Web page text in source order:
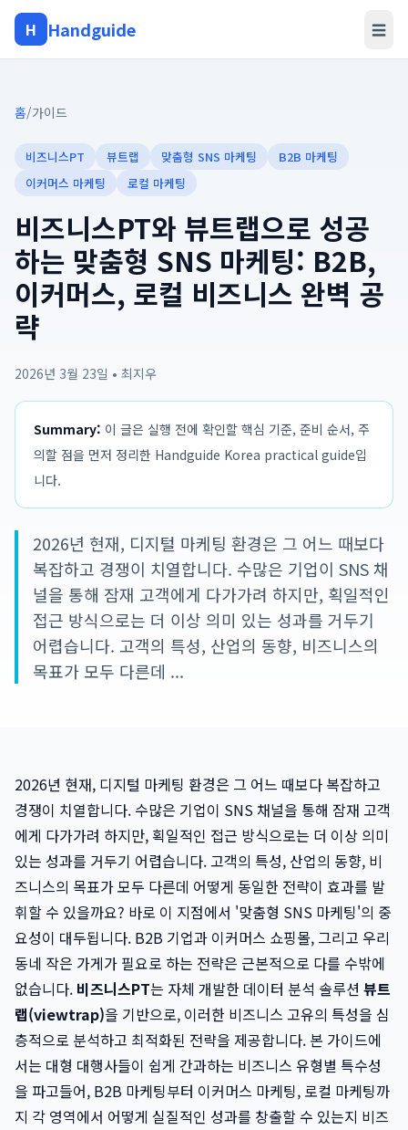
H Handguide ☰
홈/가이드
비즈니스PT 뷰트랩 맞춤형 SNS 마케팅
B2B 마케팅
이커머스 마케팅
로컬 마케팅
비즈니스PT와 뷰트랩으로 성공
하는 맞춤형 SNS 마케팅: B2B,
이커머스, 로컬 비즈니스 완벽 공
략
2026년 3월 23일 • 최지우
Summary: 이 글은 실행 전에 확인할 핵심 기준, 준비 순서, 주
의할 점을 먼저 정리한 Handguide Korea practical guide입
니다.
2026년 현재, 디지털 마케팅 환경은 그 어느 때보다
복잡하고 경쟁이 치열합니다. 수많은 기업이 SNS 채
널을 통해 잠재 고객에게 다가가려 하지만, 획일적인
접근 방식으로는 더 이상 의미 있는 성과를 거두기
어렵습니다. 고객의 특성, 산업의 동향, 비즈니스의
목표가 모두 다른데 ...
2026년 현재, 디지털 마케팅 환경은 그 어느 때보다 복잡하고
경쟁이 치열합니다. 수많은 기업이 SNS 채널을 통해 잠재 고객
에게 다가가려 하지만, 획일적인 접근 방식으로는 더 이상 의미
있는 성과를 거두기 어렵습니다. 고객의 특성, 산업의 동향, 비
즈니스의 목표가 모두 다른데 어떻게 동일한 전략이 효과를 발
휘할 수 있을까요? 바로 이 지점에서 '맞춤형 SNS 마케팅'의 중
요성이 대두됩니다. B2B 기업과 이커머스 쇼핑몰, 그리고 우리
동네 작은 가게가 필요로 하는 전략은 근본적으로 다를 수밖에
없습니다. 비즈니스PT는 자체 개발한 데이터 분석 솔루션 뷰트
랩(viewtrap)을 기반으로, 이러한 비즈니스 고유의 특성을 심
층적으로 분석하고 최적화된 전략을 제공합니다. 본 가이드에
서는 대형 대행사들이 쉽게 간과하는 비즈니스 유형별 특수성
을 파고들어, B2B 마케팅부터 이커머스 마케팅, 로컬 마케팅까
지 각 영역에서 어떻게 실질적인 성과를 창출할 수 있는지 비즈